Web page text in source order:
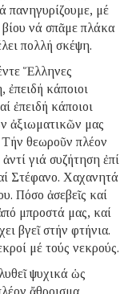
πανηγυρίζουμε, μέ
νά σπᾶμε πλάκα
πολλή σκέψη.
Ἕλληνες
ἐπειδή κάποιοι
ἐπειδή κάποιοι
ἀξιωματικῶν μας
Τήν θεωροῦν πλέον
γιά συζήτηση ἐπί
Στέφανο. Χαχανητά
Πόσο ἀσεβεῖς καί
μπροστά μας, καί
βγεῖ στήν φτήνια.
μέ τούς νεκρούς.
ψυχικά ὡς
ἄθροισμα